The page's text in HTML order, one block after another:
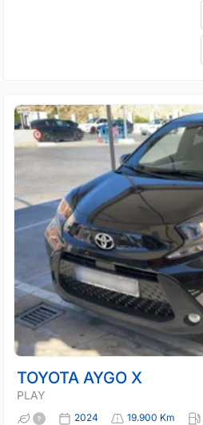
TOYOTA AYGO X
PLAY
2024 19.900 Km